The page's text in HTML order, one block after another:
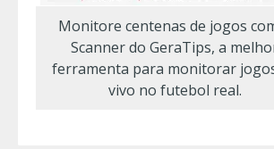
Monitore centenas de jogos
Scanner do GeraTips, a
ferramenta para monitorar
vivo no futebol real.